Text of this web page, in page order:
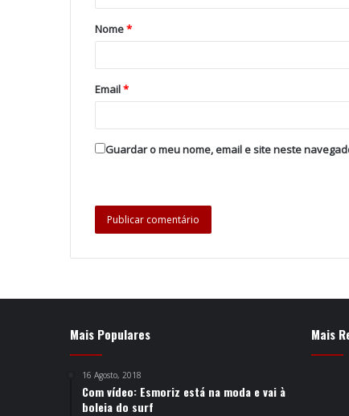
Nome*
Email*
Guardar o meu nome, email e site neste
Mais Populares
16 Agosto, 2018
Com vídeo: Esmoriz está na moda e vai à
boleia do surf
Mais